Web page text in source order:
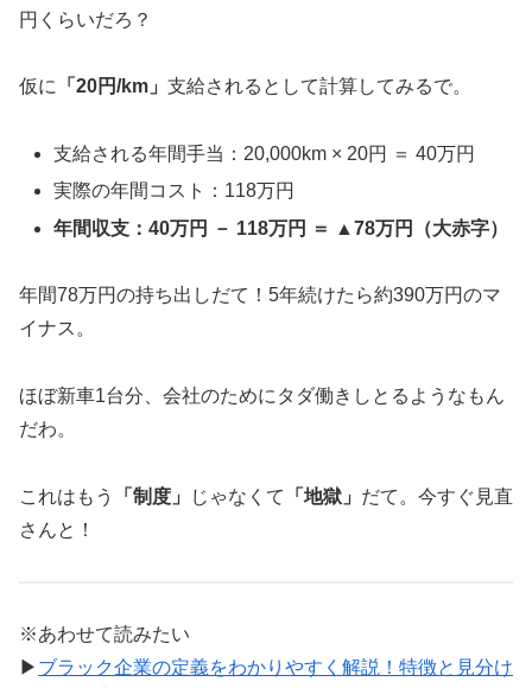
円くらいだろ？
仮に 「20円/km」 支給されるとして計算してみるで。
支給される年間手当：20,000km × 20円 ＝ 40万円
実際の年間コスト：118万円
年間収支：40万円 － 118万円 ＝ ▲78万円（大赤字）
年間78万円の持ち出しだて！5年続けたら約390万円のマ
イナス。
ほぼ新車1台分、会社のためにタダ働きしとるようなもん
だわ。
これはもう 「制度」 じゃなくて 「地獄」 だて。今すぐ見直
さんと！
※あわせて読みたい
▶ ブラック企業の定義をわかりやすく解説！特徴と見分け